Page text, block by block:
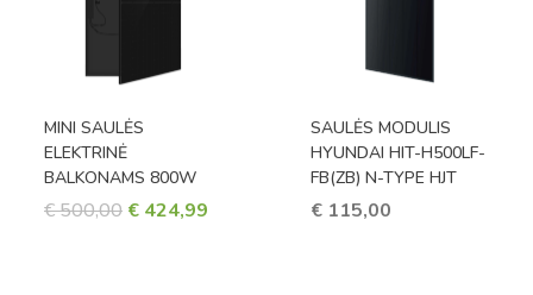
MINI SAULĖS
ELEKTRINĖ
BALKONAMS 800W
€500,00 ORIGINAL
€ 424,99
SAULĖS MODULIS
HYUNDAI HIT-H500LF-
FB(ZB) N-TYPE HJT
€ 115,00